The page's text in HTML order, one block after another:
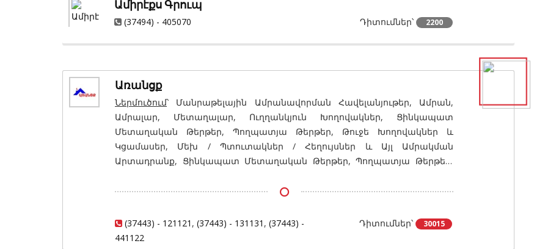
Ամիրէքս Գրուպ
Դիտումներ՝ 2200
(37494) - 405070
Առանցք
Ներմուծում՝ Մանրաթելային Ամրանավորման Հավելանյութեր, Ամրան,
Ամրալար, Մետաղալար, Ուղղանկյուն Խողովակներ, Ցինկապատ
Մետաղական Թերթեր, Պողպատյա Թերթեր, Թուջե Խողովակներ և
Կցամասեր, Մեխ / Պտուտակներ / Հեղույսներ և Այլ Ամրակման
Արտադրանք, Ցինկապատ Մետաղական Թերթեր, Պողպատյա Թերթեր,
Ջրամատակարարման Խողովակներ և Կցամասեր, Բաքեր և Ցիստերներ;
Պարագաներ, Ամրան, Ամրանային Կմախքներ և Ցանցեր, Ամրանացանց
Եռակցված, Գլանափաթեթավոր Ցանց Եռակցված, Գլանափաթեթավոր
Դիտումներ՝ 30015
(37443) - 121121 , (37443) - 131131 , (37443) -
441122